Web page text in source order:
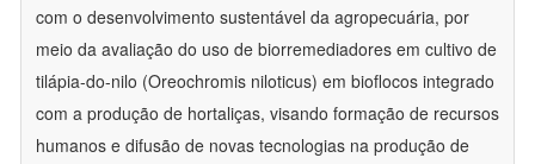
com o desenvolvimento sustentável da agropecuária, por
meio da avaliação do uso de biorremediadores em cultivo de
tilápia-do-nilo (Oreochromis niloticus) em bioflocos integrado
com a produção de hortaliças, visando formação de recursos
humanos e difusão de novas tecnologias na produção de